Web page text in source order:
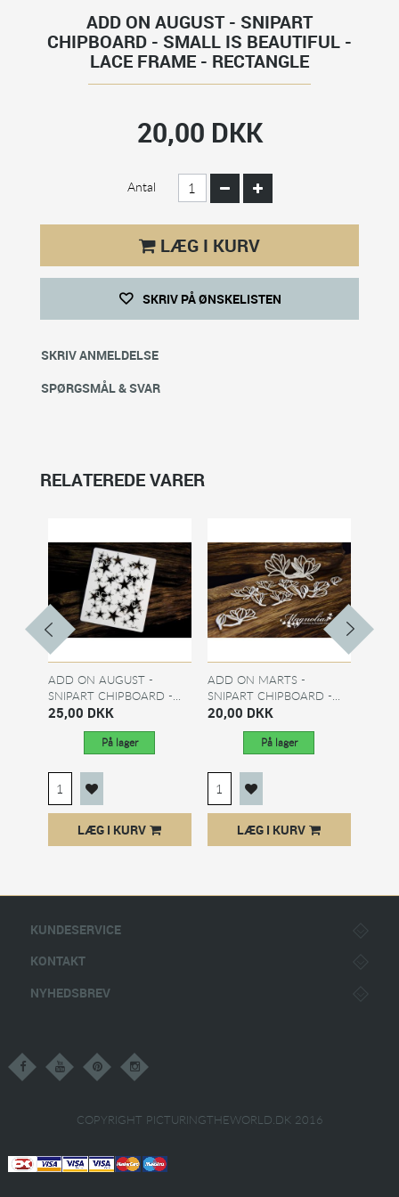
ADD ON AUGUST - SNIPART
CHIPBOARD - SMALL IS BEAUTIFUL -
LACE FRAME - RECTANGLE
20,00 DKK
Antal
LÆG I KURV
SKRIV PÅ ØNSKELISTEN
SKRIV ANMELDELSE
SPØRGSMÅL & SVAR
RELATEREDE VARER
ADD ON AUGUST -
SNIPART CHIPBOARD -...
25,00 DKK
På lager
LÆG I KURV
ADD ON MARTS -
SNIPART CHIPBOARD -...
20,00 DKK
På lager
LÆG I KURV
KUNDESERVICE
KONTAKT
NYHEDSBREV
COPYRIGHT PICTURINGTHEWORLD.DK 2016